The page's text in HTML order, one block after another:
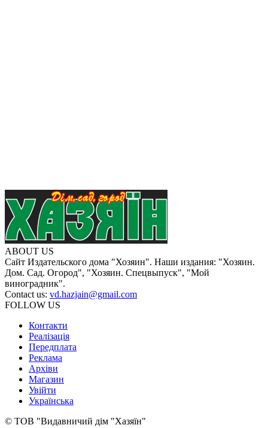
ABOUT US
Сайт Издательского дома "Хозяин". Наши издания: "Хозяин.
Дом. Сад. Огород", "Хозяин. Спецвыпуск", "Мой
виноградник".
Contact us: vd.hazjain@gmail.com
FOLLOW US
Контакти
Реалізація
Передплата
Реклама
Архіви
Магазин
Увійти
Українська
© ТОВ "Видавничий дім "Хазяїн"